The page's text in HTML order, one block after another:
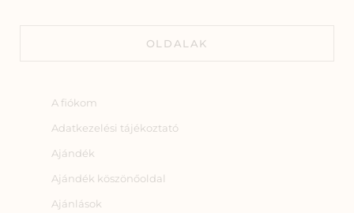
OLDALAK
A fiókom
Adatkezelési tájékoztató
Ajándék
Ajándék köszönőoldal
Ajánlások